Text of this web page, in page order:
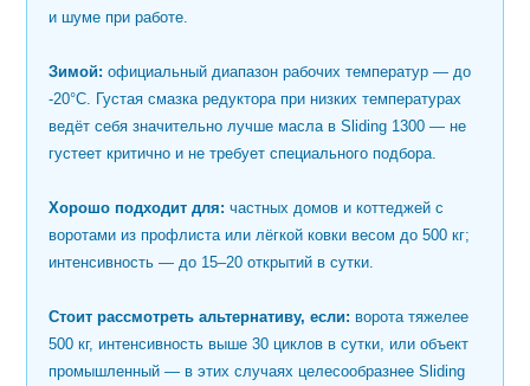
и шуме при работе.
Зимой: официальный диапазон рабочих температур — до
-20°C. Густая смазка редуктора при низких температурах
ведёт себя значительно лучше масла в Sliding 1300 — не
густеет критично и не требует специального подбора.
Хорошо подходит для: частных домов и коттеджей с
воротами из профлиста или лёгкой ковки весом до 500 кг;
интенсивность — до 15–20 открытий в сутки.
Стоит рассмотреть альтернативу, если: ворота тяжелее
500 кг, интенсивность выше 30 циклов в сутки, или объект
промышленный — в этих случаях целесообразнее Sliding